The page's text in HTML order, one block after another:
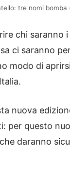
tre nomi
chi
ci saranno
modo di
nuova
per questo
daranno